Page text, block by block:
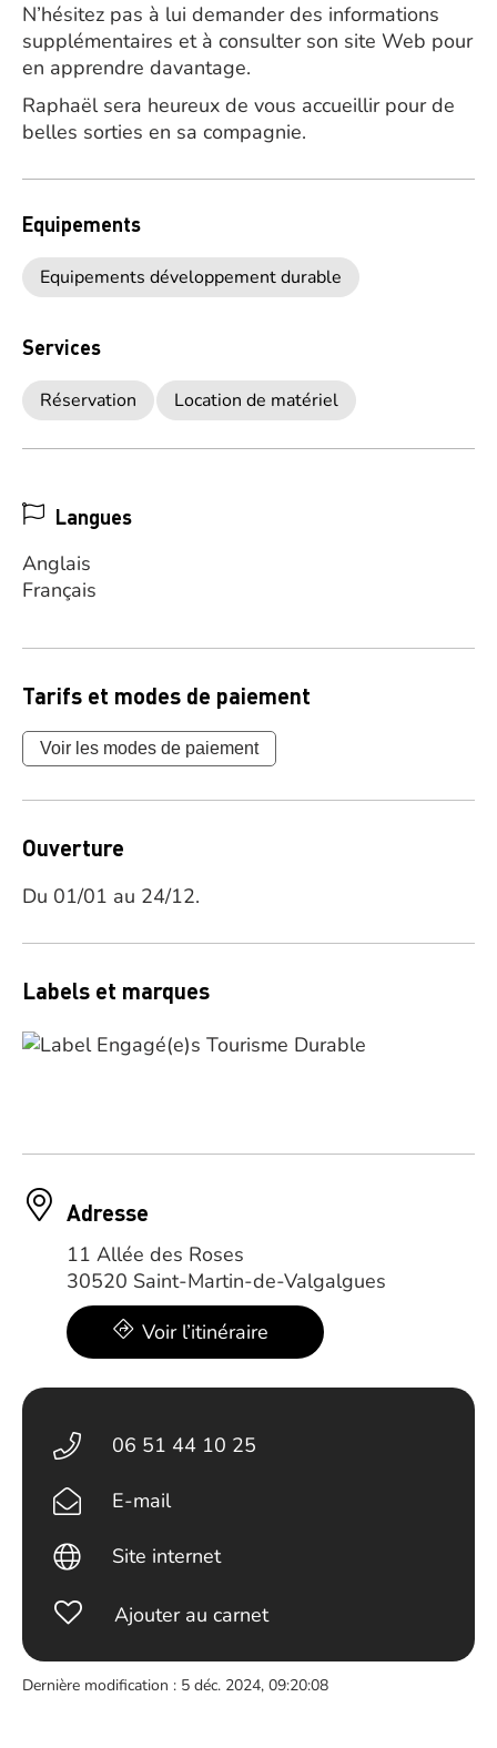
N’hésitez pas à lui demander des informations
supplémentaires et à consulter son site Web pour
en apprendre davantage.
Raphaël sera heureux de vous accueillir pour de
belles sorties en sa compagnie.
Equipements
Equipements développement durable
Services
Réservation Location de matériel
Langues
Anglais
Français
Tarifs et modes de paiement
Voir les modes de paiement
Ouverture
Du 01/01 au 24/12.
Labels et marques
Adresse
11 Allée des Roses
30520 Saint-Martin-de-Valgalgues
Voir l’itinéraire
06 51 44 10 25
E-mail
Site internet
Ajouter au carnet
Dernière modification : 5 déc. 2024, 09:20:08